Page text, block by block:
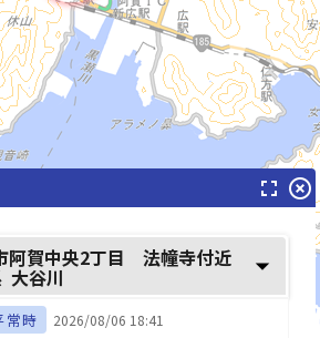
fullscreen highlight_off
阿賀中央2丁目 法幢寺付近
大谷川 arrow_drop_down
常時 2026/08/06 18:41